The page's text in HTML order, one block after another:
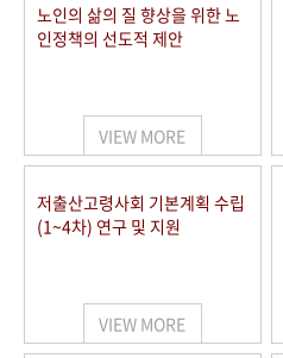
노인의 삶의 질 향상을 위한 노
인정책의 선도적 제안
VIEW MORE
저출산고령사회 기본계획 수립
(1~4차) 연구 및 지원
VIEW MORE